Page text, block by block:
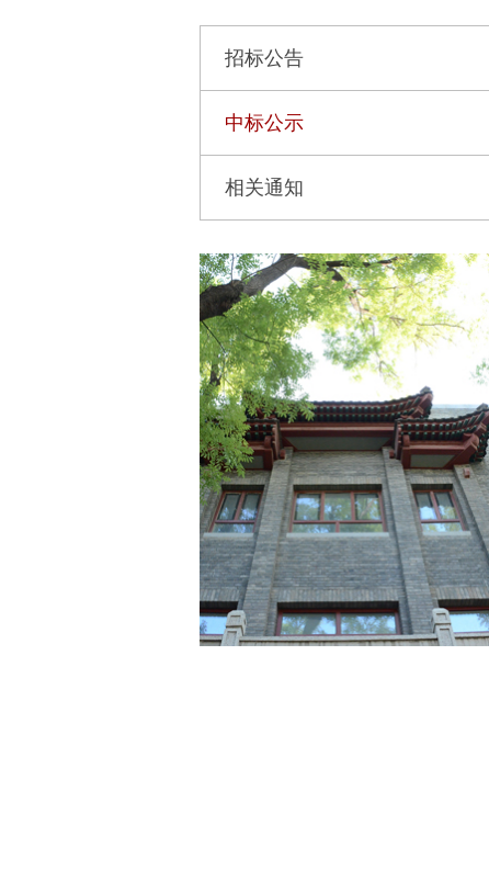
招标公告
中标公示
相关通知